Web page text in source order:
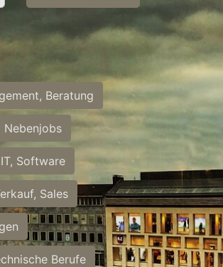
Beratung
IT, Software
Sales
Berufe